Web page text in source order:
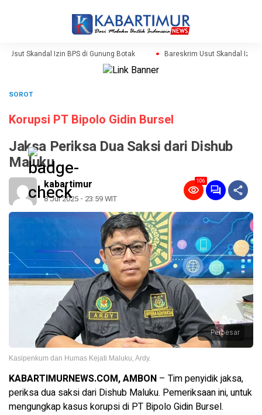
Usut Skandal Izin BPS di Gunung Botak Bareskrim Usut Skandal Izin
SOROT
Korupsi PT Bipolo Gidin Bursel
Jaksa Periksa Dua Saksi dari Dishub
Maluku
kabartimur
8 Jul 2025 - 23:59 WIT
106
Perbesar
Kasipenkum dan Humas Kejati Maluku, Ardy.
KABARTIMURNEWS.COM, AMBON – Tim penyidik jaksa,
periksa dua saksi dari Dishub Maluku. Pemeriksaan ini, untuk
mengungkap kasus korupsi di PT Bipolo Gidin Bursel.